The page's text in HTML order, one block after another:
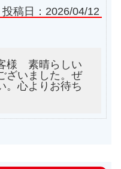
投稿日： 2026/04/12
様 素晴らしい
ざいました。ぜ
。心よりお待ち